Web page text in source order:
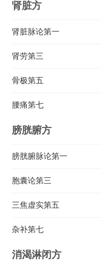
肾脏方
肾脏脉论第一
肾劳第三
骨极第五
腰痛第七
膀胱腑方
膀胱腑脉论第一
胞囊论第三
三焦虚实第五
杂补第七
消渴淋闭方